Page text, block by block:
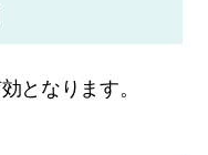
となります。